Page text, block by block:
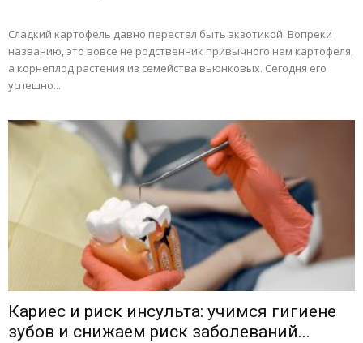
Сладкий картофель давно перестал быть экзотикой. Вопреки
названию, это вовсе не родственник привычного нам картофеля,
а корнеплод растения из семейства вьюнковых. Сегодня его
успешно...
Кариес и риск инсульта: учимся гигиене
зубов и снижаем риск заболеваний...